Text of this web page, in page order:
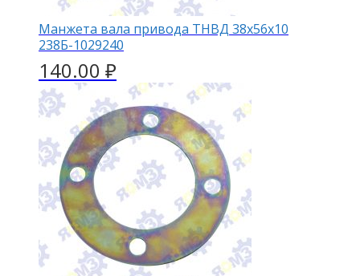
Манжета вала привода ТНВД 38х56х10
238Б-1029240
140.00 ₽